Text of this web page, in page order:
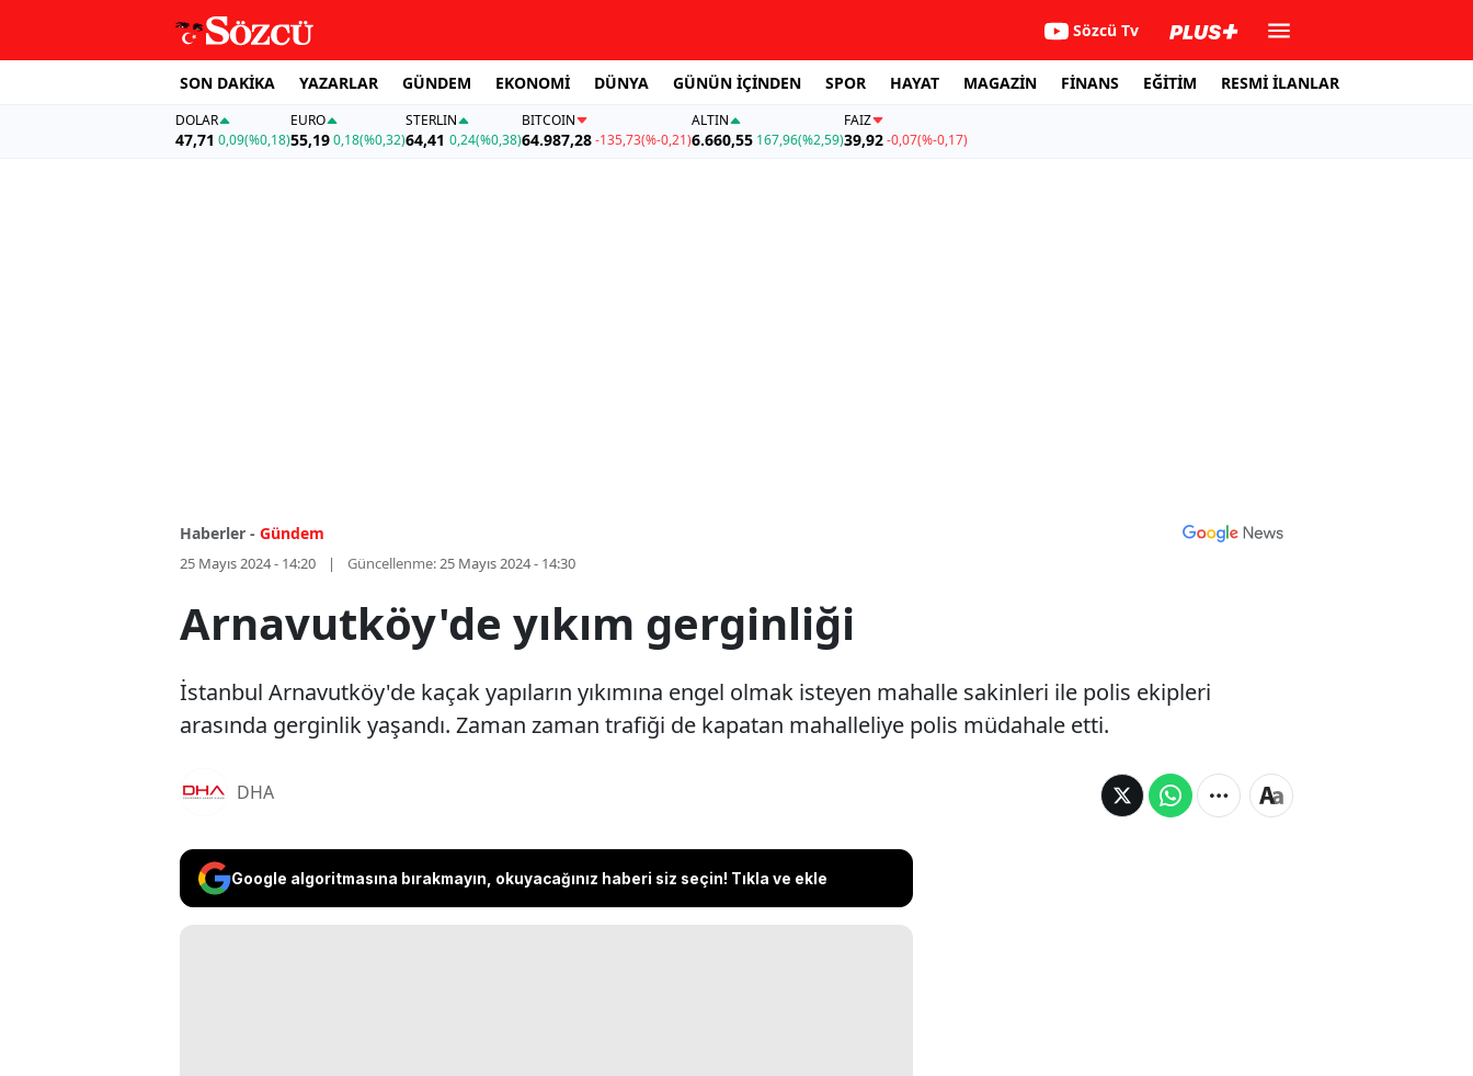
Sözcü Tv
SON DAKİKA YAZARLAR GÜNDEM EKONOMİ DÜNYA GÜNÜN İÇİNDEN SPOR HAYAT MAGAZİN FİNANS EĞİTİM RESMİ İLANLAR
DOLAR
47,71 0,09(%0,18)
EURO
55,19 0,18(%0,32)
STERLIN
64,41 0,24(%0,38)
BITCOIN
64.987,28-135,73(%-0,21)
ALTIN
6.660,55 167,96(%2,59)
FAİZ
39,92-0,07(%-0,17)
Haberler - Gündem
25 Mayıs 2024 - 14:20 Güncellenme:25 Mayıs 2024 - 14:30
Arnavutköy'de yıkım gerginliği
İstanbul Arnavutköy'de kaçak yapıların yıkımına engel olmak isteyen mahalle sakinleri ile polis ekipleri
arasında gerginlik yaşandı. Zaman zaman trafiği de kapatan mahalleliye polis müdahale etti.
DHA
Google algoritmasına bırakmayın, okuyacağınız haberi siz seçin! Tıkla ve ekle